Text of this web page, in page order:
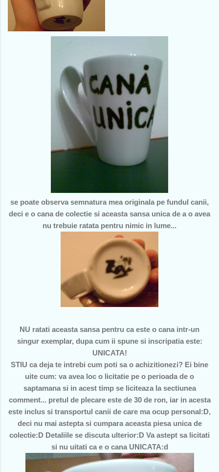
se poate observa semnatura mea originala pe fundul canii,
deci e o cana de colectie si aceasta sansa unica de a o avea
nu trebuie ratata pentru nimic in lume...
NU ratati aceasta sansa pentru ca este o cana intr-un
singur exemplar, dupa cum ii spune si inscripatia este:
UNICATA!
STIU ca deja te intrebi cum poti sa o achizitionezi? Ei bine
uite cum: va avea loc o licitatie pe o perioada de o
saptamana si in acest timp se liciteaza la sectiunea
comment... pretul de plecare este de 30 de ron, iar in acesta
este inclus si transportul canii de care ma ocup personal:D,
deci nu mai astepta si cumpara aceasta piesa unica de
colectie:D Detaliile se discuta ulterior:D Va astept sa licitati
si nu uitati ca e o cana UNICATA:d